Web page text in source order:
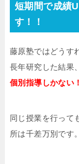
短期間で成績
す！！
藤原塾ではどうす
長年研究した結果
個別指導しかない！
同じ授業を行って
所は千差万別です。